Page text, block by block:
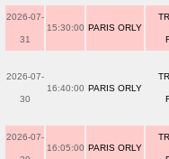
2026-07-
31
15:30:00 PARIS ORLY
2026-07-
30
16:40:00 PARIS ORLY
2026-07-
16:05:00 PARIS ORLY